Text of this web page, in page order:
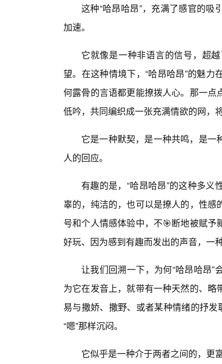
这种“哈昂哈昂”，充满了感官的
加速。
它就像是一种非语言的信号，超
望。在这种情境下，“哈昂哈昂”的魅
何露骨的言语都更能撩拨人心。那一
低吟，共同编织成一张充满情欲的网，
它是一种默契，是一种共鸣，是
人的回应。
有趣的是，“哈昂哈昂”的这种多
辜的，纯洁的，也可以是撩人的，性
号和个人情感体验中，不🎯断地被赋
好玩、因为感到有趣而发出的声音，一
让我们回溯一下，为何“哈昂哈昂
为它在发音上，就带有一种天然的、
易与撒娇、撒野、或者某种情绪的抒
“嗯”那样沉闷。
它似乎是一种介于两者之间的，更